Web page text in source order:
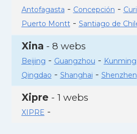
Antofagasta - Concepción -
Puerto Montt- Santiago de
Xina - 8 webs
Beijing - Guangzhou - Kunming
Qingdao - Shanghai - Shenzhen
Xipre - 1 webs
XIPRE -